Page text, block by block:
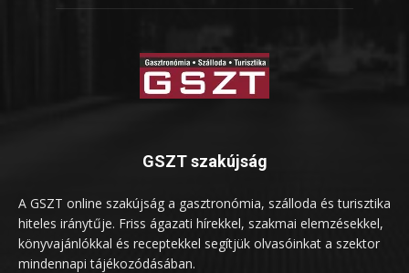
GSZT szakújság
A GSZT online szakújság a gasztronómia, szálloda és turisztika
hiteles iránytűje. Friss ágazati hírekkel, szakmai elemzésekkel,
könyvajánlókkal és receptekkel segítjük olvasóinkat a szektor
mindennapi tájékozódásában.